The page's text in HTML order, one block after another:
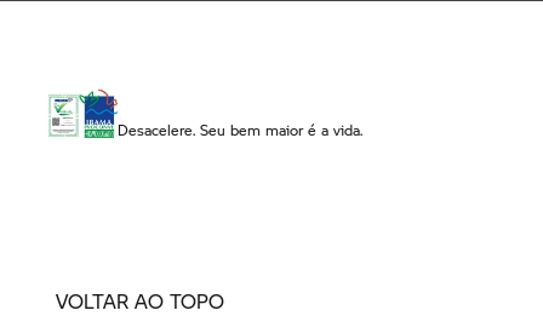
Desacelere. Seu bem maior é a vida.
VOLTAR AO TOPO